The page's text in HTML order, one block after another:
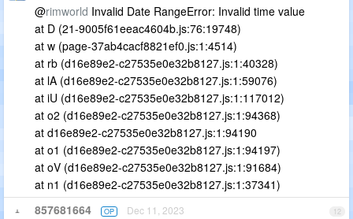
@rimworld Invalid Date RangeError: Invalid time value
at D (21-9005f61eeac4604b.js:76:19748)
at w (page-37ab4cacf8821ef0.js:1:4514)
at rb (d16e89e2-c27535e0e32b8127.js:1:40328)
at lA (d16e89e2-c27535e0e32b8127.js:1:59076)
at iU (d16e89e2-c27535e0e32b8127.js:1:117012)
at o2 (d16e89e2-c27535e0e32b8127.js:1:94368)
at d16e89e2-c27535e0e32b8127.js:1:94190
at o1 (d16e89e2-c27535e0e32b8127.js:1:94197)
at oV (d16e89e2-c27535e0e32b8127.js:1:91684)
at n1 (d16e89e2-c27535e0e32b8127.js:1:37341)
12
857681664 OP Dec 11, 2023